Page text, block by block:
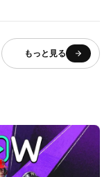
もっと見る